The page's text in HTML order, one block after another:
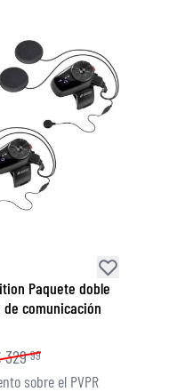
Paquete doble
comunicación
329 99
sobre el PVPR